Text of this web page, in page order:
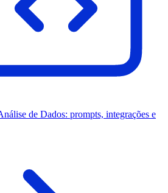
de Dados: prompts, integrações e